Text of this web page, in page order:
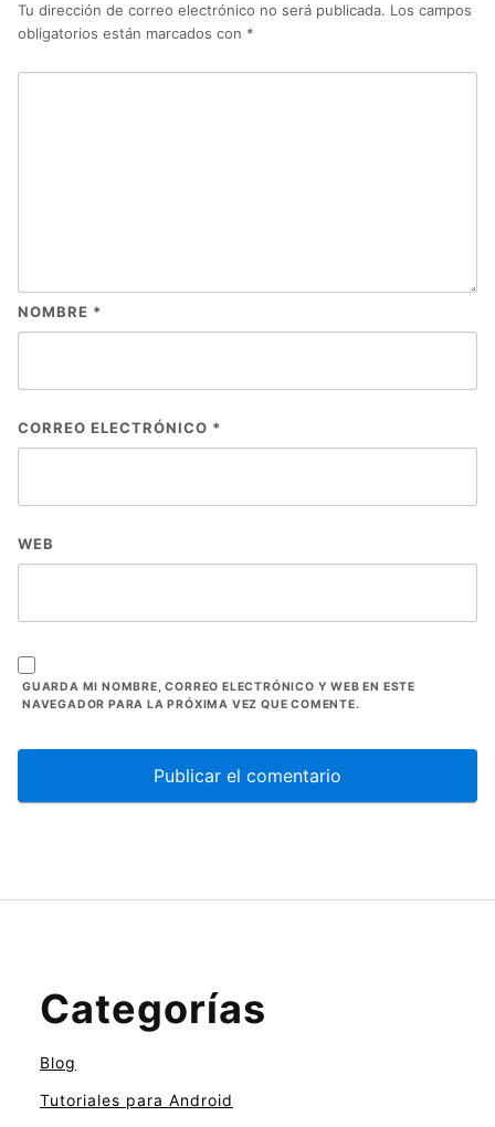
Tu dirección de correo electrónico no será publicada. Los campos
obligatorios están marcados con *
NOMBRE *
CORREO ELECTRÓNICO *
WEB
GUARDA MI NOMBRE, CORREO ELECTRÓNICO Y WEB EN ESTE
NAVEGADOR PARA LA PRÓXIMA VEZ QUE COMENTE.
Categorías
Blog
Tutoriales para Android